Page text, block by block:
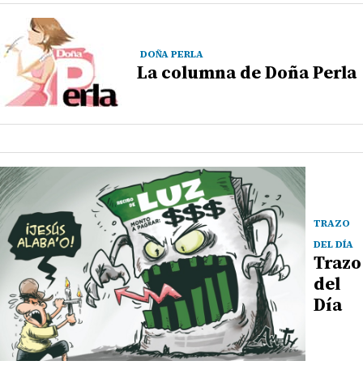
DOÑA PERLA
La columna de Doña Perla
TRAZO
DEL DÍA
Trazo
del
Día